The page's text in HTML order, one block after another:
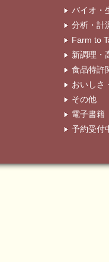
バイオ・
分析・計
Farm to
新調理・
食品特許
おいしさ
その他
電子書籍
予約受付